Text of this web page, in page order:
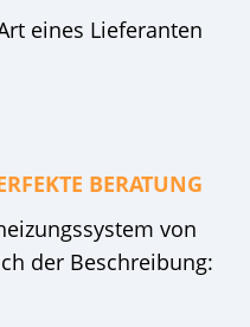
eines Lieferanten
BERATUNG
von
der Beschreibung: